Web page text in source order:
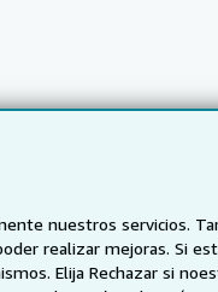
nuestros servicios.
realizar mejoras. Si
Elija Rechazar si